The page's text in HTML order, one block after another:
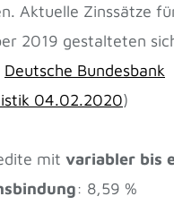
Aktuelle Zinssätze
2019 gestalteten
Deutsche Bundesbank
04.02.2020)
mit variabler bis
: 8,59 %